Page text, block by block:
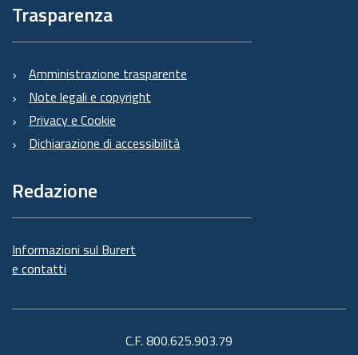
Trasparenza
Amministrazione trasparente
Note legali e copyright
Privacy e Cookie
Dichiarazione di accessibilità
Redazione
Informazioni sul Burert
e contatti
C.F. 800.625.903.79